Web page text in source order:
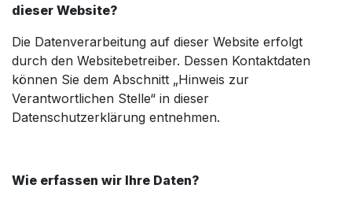
dieser Website?
Die Datenverarbeitung auf dieser Website erfolgt
durch den Websitebetreiber. Dessen Kontaktdaten
können Sie dem Abschnitt „Hinweis zur
Verantwortlichen Stelle“ in dieser
Datenschutzerklärung entnehmen.
Wie erfassen wir Ihre Daten?